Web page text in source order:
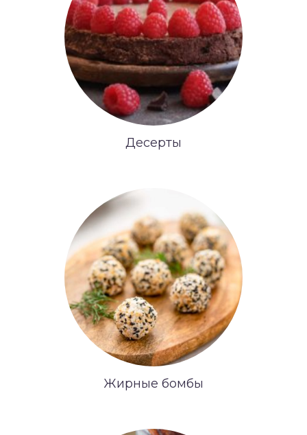
Десерты
Жирные бомбы